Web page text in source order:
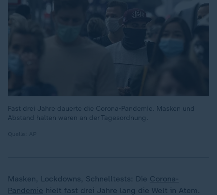
Fast drei Jahre dauerte die Corona-Pandemie. Masken und
Abstand halten waren an der Tagesordnung.
Masken, Lockdowns, Schnelltests: Die Corona-
Pandemie hielt fast drei Jahre lang die Welt in Atem.